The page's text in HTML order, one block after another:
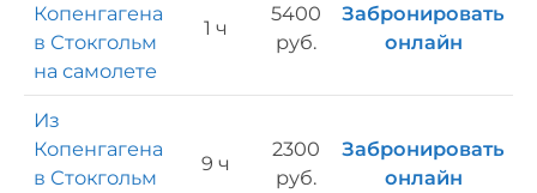
Копенгагена
в Стокгольм
на самолете
1 ч
5400
руб.
Забронировать
онлайн
Из
Копенгагена
в Стокгольм
9 ч
2300
руб.
Забронировать
онлайн